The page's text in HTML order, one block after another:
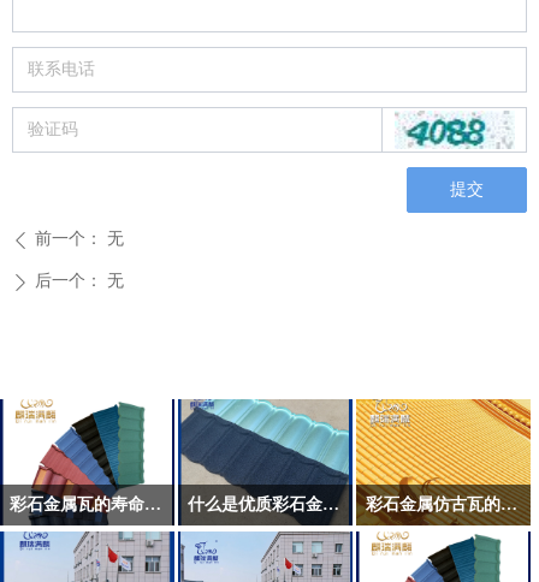
ꄴ 前一个： 无
ꄲ 后一个： 无
彩石金属瓦的寿命有多少年 什么是优质彩石金属瓦 彩石金属仿古瓦的优势
提交